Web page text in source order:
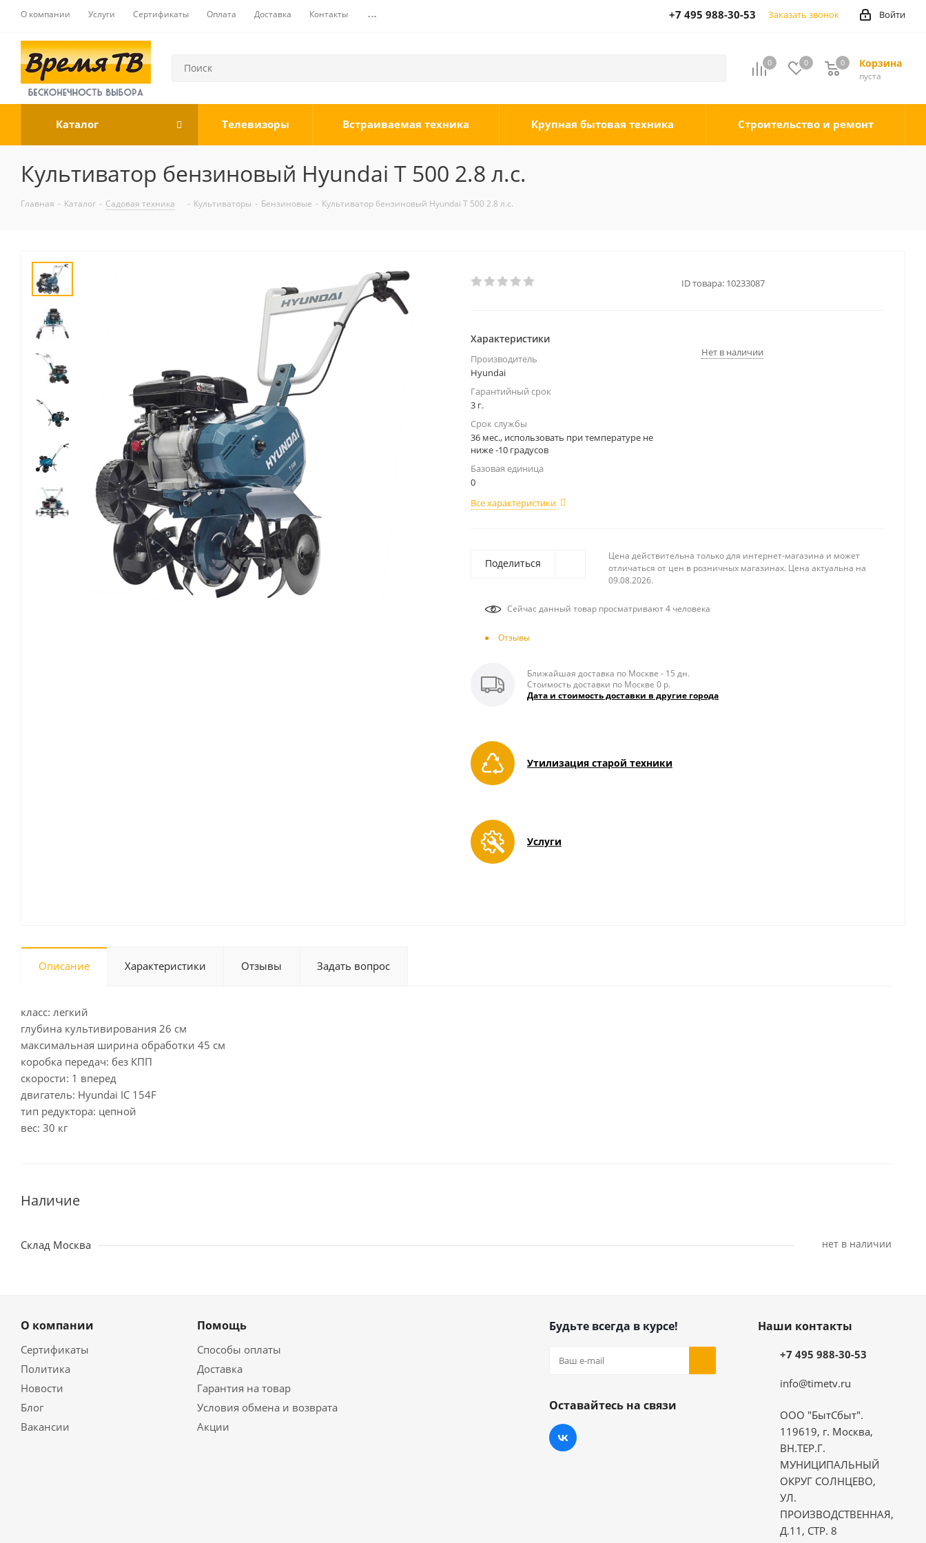
О компании Услуги Сертификаты Оплата Доставка Контакты ... Войти
+7 495 988-30-53 Заказать звонок
0 0 Корзина
0
пуста
0
Каталог Телевизоры Встраиваемая техника Крупная бытовая техника Строительство и ремонт
Культиватор бензиновый Hyundai Т 500 2.8 л.с.
Главная - Каталог - Садовая техника - Культиваторы - Бензиновые - Культиватор бензиновый Hyundai Т 500 2.8 л.с.
ID товара: 10233087
Характеристики
Производитель
Hyundai
Гарантийный срок
3 г.
Срок службы
36 мес., использовать при температуре не
ниже -10 градусов
Базовая единица
0
Все характеристики
Нет в наличии
Поделиться
Цена действительна только для интернет-магазина и может
отличаться от цен в розничных магазинах. Цена актуальна на
09.08.2026.
Сейчас данный товар просматривают 4 человека
Отзывы
Ближайшая доставка по Москве - 15 дн.
Стоимость доставки по Москве 0 р.
Дата и стоимость доставки в другие города
Утилизация старой техники
Услуги
Описание Характеристики Отзывы Задать вопрос
класс: легкий
глубина культивирования 26 см
максимальная ширина обработки 45 см
коробка передач: без КПП
скорости: 1 вперед
двигатель: Hyundai IC 154F
тип редуктора: цепной
вес: 30 кг
Наличие
Склад Москва Нет в наличии
О компании
Сертификаты
Политика
Новости
Блог
Вакансии
Помощь
Способы оплаты
Доставка
Гарантия на товар
Условия обмена и возврата
Акции
Будьте всегда в курсе!
Оставайтесь на связи
Наши контакты
+7 495 988-30-53
info@timetv.ru
ООО "БытСбыт".
119619, г. Москва,
ВН.ТЕР.Г.
МУНИЦИПАЛЬНЫЙ
ОКРУГ СОЛНЦЕВО,
УЛ.
ПРОИЗВОДСТВЕННАЯ,
Д.11, СТР. 8